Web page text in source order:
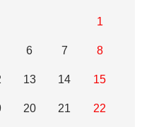
1
6 7 8
13 14 15
20 21 22